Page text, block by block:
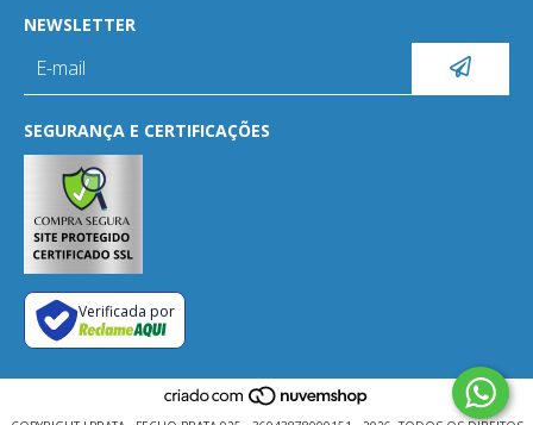
NEWSLETTER
SEGURANÇA E CERTIFICAÇÕES
Verificada por